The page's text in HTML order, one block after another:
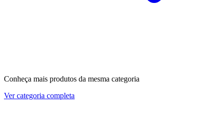
Conheça mais produtos da mesma categoria
Ver categoria completa